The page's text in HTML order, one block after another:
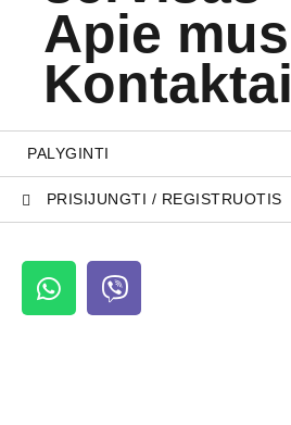
Apie mus
Kontaktai
PALYGINTI
PRISIJUNGTI / REGISTRUOTIS